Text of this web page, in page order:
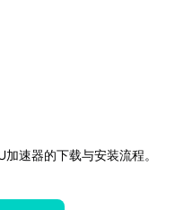
速器的下载与安装流程。